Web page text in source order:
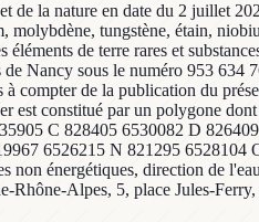
de la nature en date du 2 juillet
molybdène, tungstène, étain,
de terre rares et
Nancy sous le numéro 953
compter de la publication du
est constitué par un polygone
C 828405 6530082 D
6526215 N 821295 6528104
non énergétiques, direction de
Rhône-Alpes, 5, place Jules-